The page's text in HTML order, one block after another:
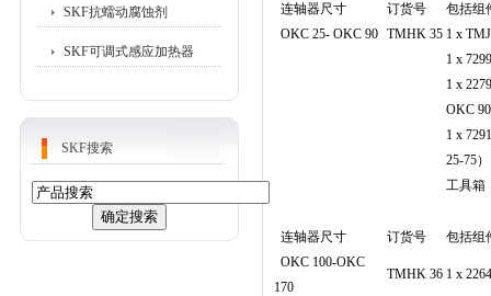
SKF抗蠕动腐蚀剂
SKF可调式感应加热器
SKF搜索
连轴器尺寸
订货号
包括组
OKC 25- OKC 90 TMHK 35 1 x
1 x
1 x
OKC
1 x
25-75）
工具箱
连轴器尺寸 订货号
包括组
OKC 100-OKC
170
TMHK 36 1 x